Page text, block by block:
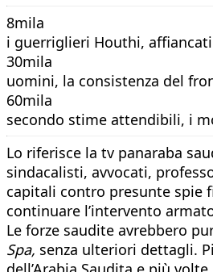
8mila
i guerriglieri Houthi, affiancati
30mila
uomini, la consistenza del
60mila
secondo stime attendibili, i
Lo riferisce la tv panaraba
sindacalisti, avvocati,
capitali contro presunte spie
continuare l’intervento
Le forze saudite avrebbero
Spa, senza ulteriori dettagli.